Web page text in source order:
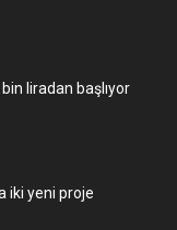
liradan başlıyor
iki yeni proje